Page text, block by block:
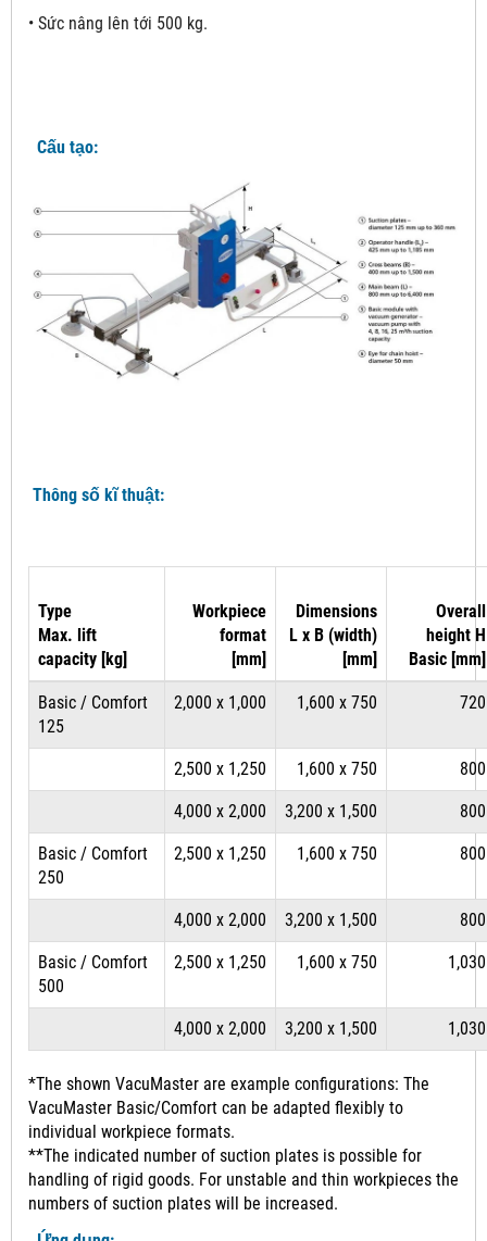
• Sức nâng lên tới 500 kg.
Cấu tạo:
Thông số kĩ thuật:
Type
Max. lift
capacity [kg]
Workpiece
format
[mm]
Dimensions
L x B (width)
[mm]
Overall
height H
Basic [mm]
Basic / Comfort
125
2,000 x 1,000 1,600 x 750 720
2,500 x 1,250 1,600 x 750 800
4,000 x 2,000 3,200 x 1,500 800
Basic / Comfort
250
2,500 x 1,250 1,600 x 750 800
4,000 x 2,000 3,200 x 1,500 800
Basic / Comfort
500
2,500 x 1,250 1,600 x 750 1,030
4,000 x 2,000 3,200 x 1,500 1,030
*The shown VacuMaster are example configurations: The
VacuMaster Basic/Comfort can be adapted flexibly to
individual workpiece formats.
**The indicated number of suction plates is possible for
handling of rigid goods. For unstable and thin workpieces the
numbers of suction plates will be increased.